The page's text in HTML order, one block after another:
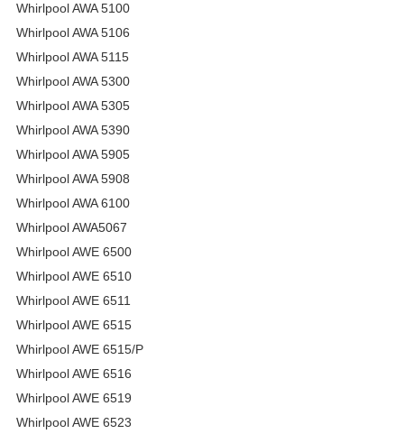
Whirlpool AWA 5100
Whirlpool AWA 5106
Whirlpool AWA 5115
Whirlpool AWA 5300
Whirlpool AWA 5305
Whirlpool AWA 5390
Whirlpool AWA 5905
Whirlpool AWA 5908
Whirlpool AWA 6100
Whirlpool AWA5067
Whirlpool AWE 6500
Whirlpool AWE 6510
Whirlpool AWE 6511
Whirlpool AWE 6515
Whirlpool AWE 6515/P
Whirlpool AWE 6516
Whirlpool AWE 6519
Whirlpool AWE 6523